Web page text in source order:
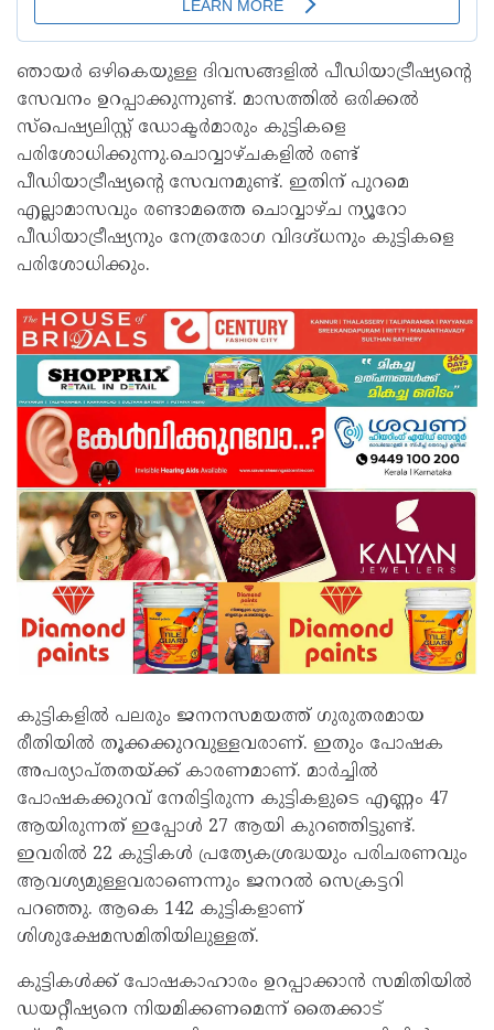
ഞായർ ഒഴികെയുള്ള ദിവസങ്ങളില്‍ പീഡിയാട്രീഷ്യന്റെ
സേവനം ഉറപ്പാക്കുന്നുണ്ട്. മാസത്തില്‍ ഒരിക്കല്‍
സ്പെഷ്യലിസ്റ്റ് ഡോക്ടർമാരും കുട്ടികളെ
പരിശോധിക്കുന്നു.ചൊവ്വാഴ്ചകളില്‍ രണ്ട്
പീഡിയാട്രീഷ്യന്റെ സേവനമുണ്ട്. ഇതിന് പുറമെ
എല്ലാമാസവും രണ്ടാമത്തെ ചൊവ്വാഴ്ച ന്യൂറോ
പീഡിയാട്രീഷ്യനും നേത്രരോഗ വിദഗ്ദ്ധനും കുട്ടികളെ
പരിശോധിക്കും.
കുട്ടികളില്‍ പലരും ജനനസമയത്ത് ഗുരുതരമായ
രീതിയില്‍ തൂക്കക്കുറവുള്ളവരാണ്. ഇതും പോഷക
അപര്യാപ്തതയ്ക്ക് കാരണമാണ്. മാർച്ചില്‍
പോഷകക്കുറവ് നേരിട്ടിരുന്ന കുട്ടികളുടെ എണ്ണം 47
ആയിരുന്നത് ഇപ്പോള്‍ 27 ആയി കുറഞ്ഞിട്ടുണ്ട്.
ഇവരില്‍ 22 കുട്ടികള്‍ പ്രത്യേകശ്രദ്ധയും പരിചരണവും
ആവശ്യമുള്ളവരാണെന്നും ജനറല്‍ സെക്രട്ടറി
പറഞ്ഞു. ആകെ 142 കുട്ടികളാണ്
ശിശുക്ഷേമസമിതിയിലുള്ളത്.
കുട്ടികള്‍ക്ക് പോഷകാഹാരം ഉറപ്പാക്കാൻ സമിതിയില്‍
ഡയറ്റീഷ്യനെ നിയമിക്കണമെന്ന് തൈക്കാട്